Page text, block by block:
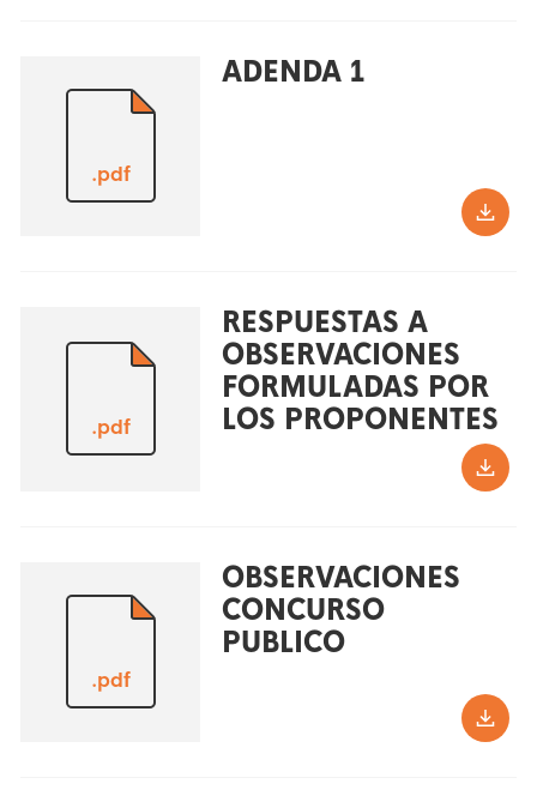
.pdf
ADENDA 1
.pdf
RESPUESTAS A
OBSERVACIONES
FORMULADAS POR
LOS PROPONENTES
.pdf
OBSERVACIONES
CONCURSO
PUBLICO